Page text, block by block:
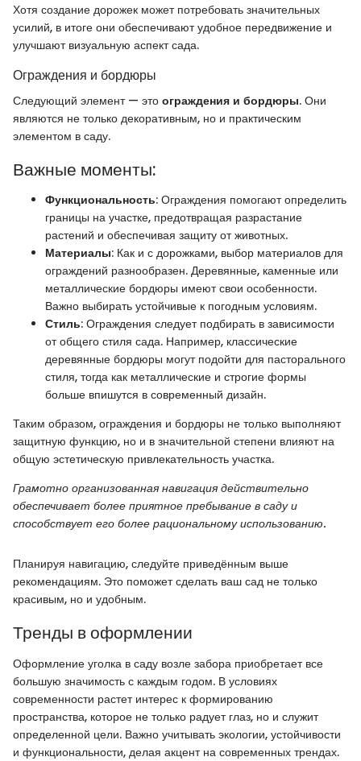
Хотя создание дорожек может потребовать значительных
усилий, в итоге они обеспечивают удобное передвижение и
улучшают визуальную аспект сада.
Ограждения и бордюры
Следующий элемент — это ограждения и бордюры. Они
являются не только декоративным, но и практическим
элементом в саду.
Важные моменты:
Функциональность: Ограждения помогают определить
границы на участке, предотвращая разрастание
растений и обеспечивая защиту от животных.
Материалы: Как и с дорожками, выбор материалов для
ограждений разнообразен. Деревянные, каменные или
металлические бордюры имеют свои особенности.
Важно выбирать устойчивые к погодным условиям.
Стиль: Ограждения следует подбирать в зависимости
от общего стиля сада. Например, классические
деревянные бордюры могут подойти для пасторального
стиля, тогда как металлические и строгие формы
больше впишутся в современный дизайн.
Таким образом, ограждения и бордюры не только выполняют
защитную функцию, но и в значительной степени влияют на
общую эстетическую привлекательность участка.
Грамотно организованная навигация действительно
обеспечивает более приятное пребывание в саду и
способствует его более рациональному использованию.
Планируя навигацию, следуйте приведённым выше
рекомендациям. Это поможет сделать ваш сад не только
красивым, но и удобным.
Тренды в оформлении
Оформление уголка в саду возле забора приобретает все
большую значимость с каждым годом. В условиях
современности растет интерес к формированию
пространства, которое не только радует глаз, но и служит
определенной цели. Важно учитывать экологии, устойчивости
и функциональности, делая акцент на современных трендах.